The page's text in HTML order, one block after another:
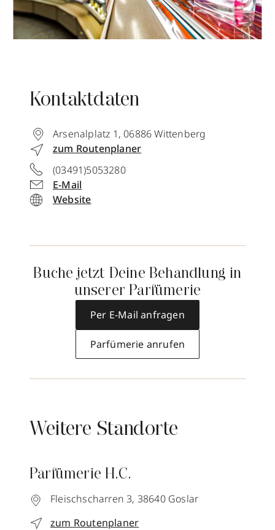
Kontaktdaten
Arsenalplatz 1, 06886 Wittenberg
zum Routenplaner
(03491)5053280
E-Mail
Website
Buche jetzt Deine Behandlung in
unserer Parfümerie
Per E-Mail anfragen
Parfümerie anrufen
Weitere Standorte
Parfümerie H.C.
Fleischscharren 3, 38640 Goslar
zum Routenplaner